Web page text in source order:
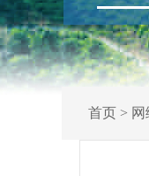
首页>